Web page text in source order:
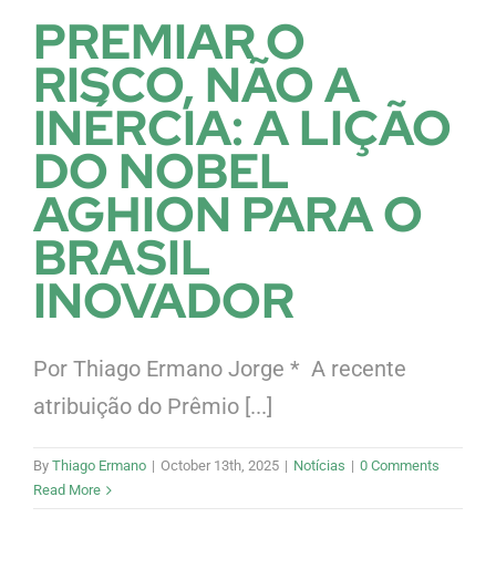
PREMIAR O
RISCO, NÃO A
INÉRCIA: A LIÇÃO
DO NOBEL
AGHION PARA O
BRASIL
INOVADOR
Por Thiago Ermano Jorge * A recente
atribuição do Prêmio [...]
By Thiago Ermano | October 13th, 2025 | Notícias | 0 Comments
Read More